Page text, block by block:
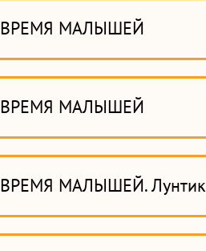
ВРЕМЯ МАЛЫШЕЙ
ВРЕМЯ МАЛЫШЕЙ
ВРЕМЯ МАЛЫШЕЙ. Лунтик